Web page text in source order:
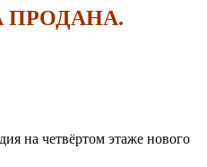
ПРОДАНА.
на четвёртом этаже нового